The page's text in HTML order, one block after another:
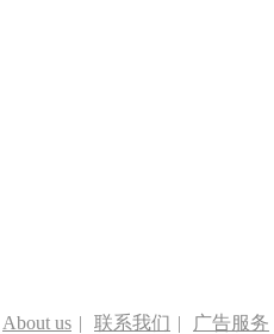
About us | 联系我们 | 广告服务